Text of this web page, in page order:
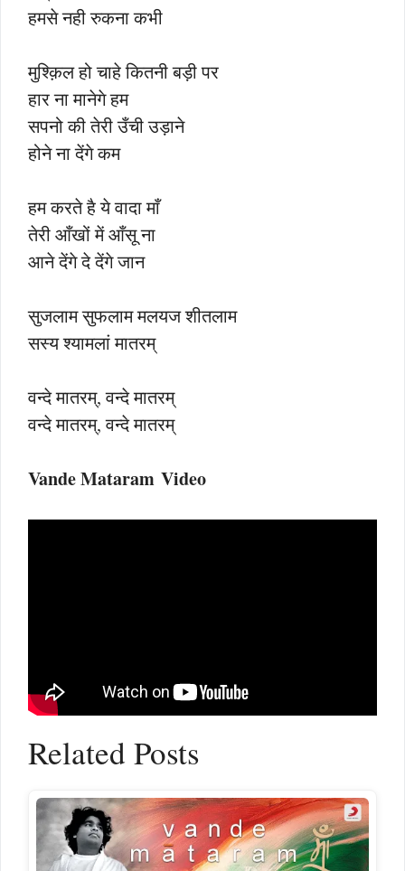
हमसे नही रुकना कभी
मुश्क़िल हो चाहे कितनी बड़ी पर
हार ना मानेगे हम
सपनो की तेरी उँची उड़ाने
होने ना देंगे कम
हम करते है ये वादा माँ
तेरी आँखों में आँसू ना
आने देंगे दे देंगे जान
सुजलाम सुफलाम मलयज शीतलाम
सस्य श्यामलां मातरम्
वन्दे मातरम्, वन्दे मातरम्
वन्दे मातरम्, वन्दे मातरम्
Vande Mataram Video
Related Posts